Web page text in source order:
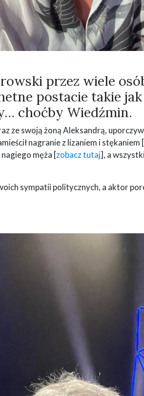
przez wiele
postacie takie
choćby Wiedźmin.
ze swoją żoną Aleksandrą,
nagranie z lizaniem i stękaniem [
męża [zobacz tutaj], a
sympatii politycznych, a aktor